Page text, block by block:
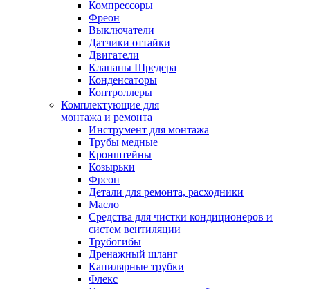
Компрессоры
Фреон
Выключатели
Датчики оттайки
Двигатели
Клапаны Шредера
Конденсаторы
Контроллеры
Комплектующие для
монтажа и ремонта
Инструмент для монтажа
Трубы медные
Кронштейны
Козырьки
Фреон
Детали для ремонта, расходники
Масло
Средства для чистки кондиционеров и
систем вентиляции
Трубогибы
Дренажный шланг
Капилярные трубки
Флекс